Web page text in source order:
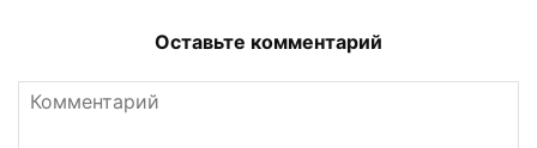
Оставьте комментарий